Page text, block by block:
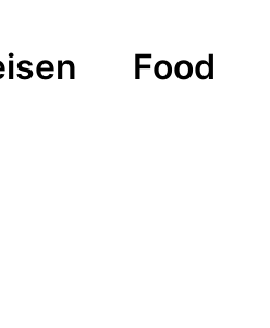
Food